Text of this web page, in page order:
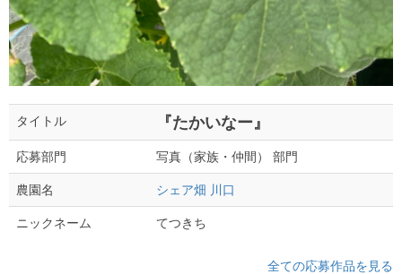
タイトル 『たかいなー』
応募部門 写真（家族・仲間） 部門
農園名 シェア畑 川口
ニックネーム てつきち
全ての応募作品を見る